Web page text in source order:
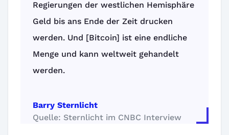
Regierungen der westlichen Hemisphäre
Geld bis ans Ende der Zeit drucken
werden. Und [Bitcoin] ist eine endliche
Menge und kann weltweit gehandelt
werden.
Barry Sternlicht
Quelle: Sternlicht im CNBC Interview